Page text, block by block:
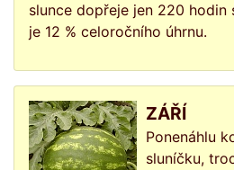
slunce dopřeje jen 220 hodin
je 12 % celoročního úhrnu.
ZÁŘÍ
Ponenáhlu
sluníčku,